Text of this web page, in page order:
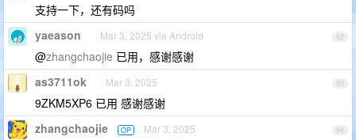
支持一下，还有码吗
92
yaeason Mar 3, 2025 via Android
@zhangchaojie 已用，感谢感谢
93
as3711ok Mar 3, 2025
9ZKM5XP6 已用 感谢感谢
94
zhangchaojie OP Mar 3, 2025